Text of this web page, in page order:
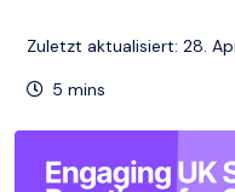
Zuletzt aktualisiert: 28.
5 mins